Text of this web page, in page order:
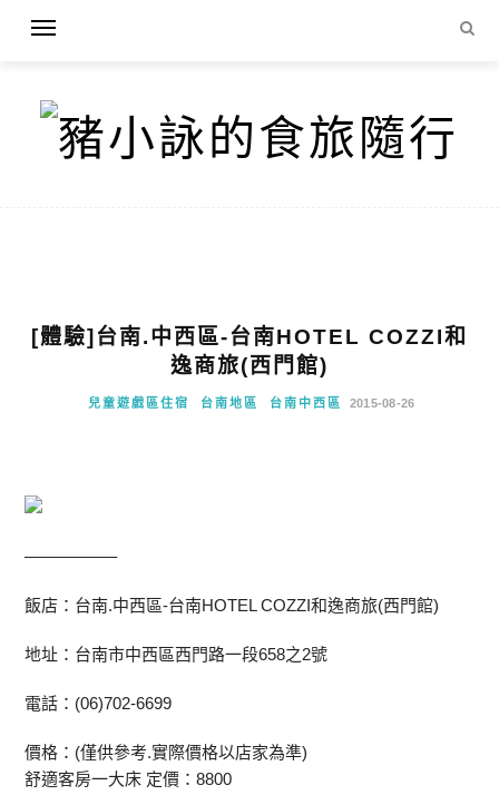
[體驗]台南.中西區-台南HOTEL COZZI和
逸商旅(西門館)
兒童遊戲區住宿 台南地區 台南中西區 2015-08-26
—————–
飯店：台南.中西區-台南HOTEL COZZI和逸商旅(西門館)
地址：台南市中西區西門路一段658之2號
電話：(06)702-6699
價格：(僅供參考.實際價格以店家為準)
舒適客房一大床 定價：8800